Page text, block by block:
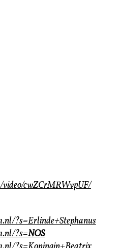
cwZCrMRWvpUF/
?s=Erlinde+Stephanus
?s=NOS